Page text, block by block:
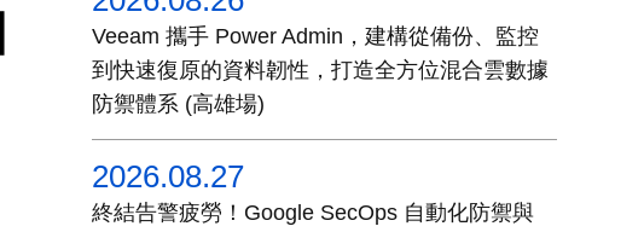
Veeam 攜手 Power Admin，建構從備份、監控
到快速復原的資料韌性，打造全方位混合雲數據
防禦體系 (高雄場)
2026.08.27
終結告警疲勞！Google SecOps 自動化防禦與